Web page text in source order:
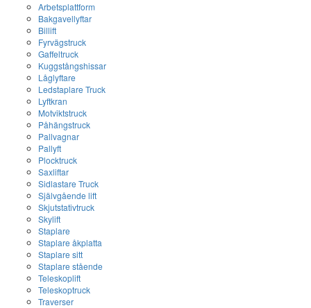
Arbetsplattform
Bakgavellyftar
Billift
Fyrvägstruck
Gaffeltruck
Kuggstångshissar
Låglyftare
Ledstaplare Truck
Lyftkran
Motviktstruck
Påhängstruck
Pallvagnar
Pallyft
Plocktruck
Saxliftar
Sidlastare Truck
Självgående lift
Skjutstativtruck
Skylift
Staplare
Staplare åkplatta
Staplare sitt
Staplare stående
Teleskoplift
Teleskoptruck
Traverser